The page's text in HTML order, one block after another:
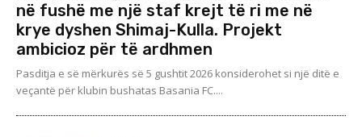
në fushë me një staf krejt të ri me në
krye dyshen Shimaj-Kulla. Projekt
ambicioz për të ardhmen
Pasditja e së mërkurës së 5 gushtit 2026 konsiderohet si një ditë e
veçantë për klubin bushatas Basania FC....